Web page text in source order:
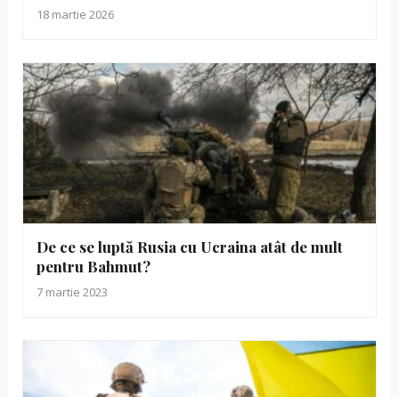
18 martie 2026
De ce se luptă Rusia cu Ucraina atât de mult
pentru Bahmut?
7 martie 2023